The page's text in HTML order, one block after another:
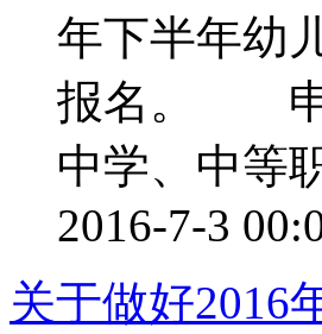
年下半年幼
报名。 申
中学、中等
2016-7-3
关于做好2016